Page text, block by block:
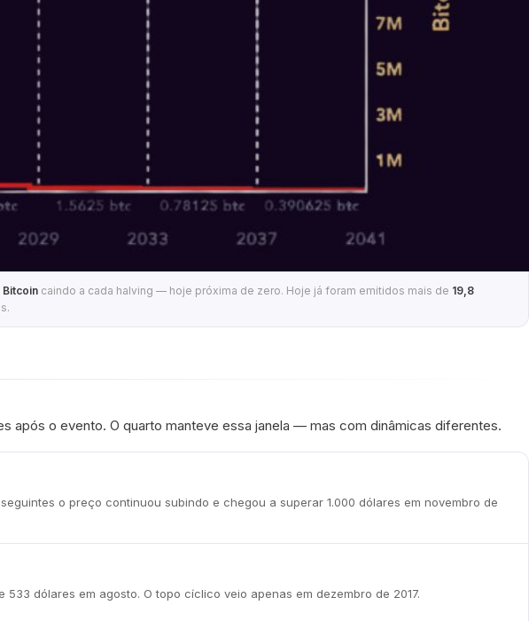
Bitcoin caindo a cada halving — hoje próxima de zero. Hoje já foram emitidos mais de 19,8
após o evento. O quarto manteve essa janela — mas com dinâmicas diferentes.
o preço continuou subindo e chegou a superar 1.000 dólares em novembro de
dólares em agosto. O topo cíclico veio apenas em dezembro de 2017.